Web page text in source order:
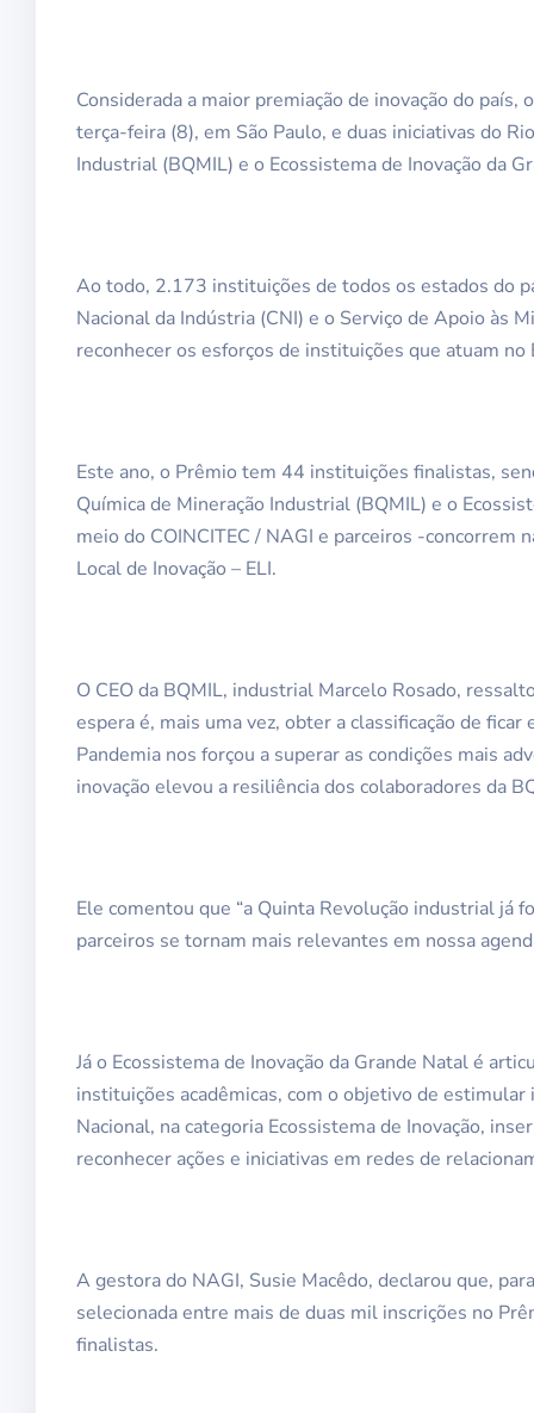
Considerada a maior premiação de inovação do
terça-feira (8), em São Paulo, e duas iniciativas do
Industrial (BQMIL) e o Ecossistema de Inovação da
Ao todo, 2.173 instituições de todos os estados do
Nacional da Indústria (CNI) e o Serviço de Apoio às
reconhecer os esforços de instituições que atuam no
Este ano, o Prêmio tem 44 instituições finalistas,
Química de Mineração Industrial (BQMIL) e o
meio do COINCITEC / NAGI e parceiros -concorrem
Local de Inovação – ELI.
O CEO da BQMIL, industrial Marcelo Rosado,
espera é, mais uma vez, obter a classificação de
Pandemia nos forçou a superar as condições mais
inovação elevou a resiliência dos colaboradores da
Ele comentou que “a Quinta Revolução industrial já
parceiros se tornam mais relevantes em nossa
Já o Ecossistema de Inovação da Grande Natal é
instituições acadêmicas, com o objetivo de
Nacional, na categoria Ecossistema de Inovação,
reconhecer ações e iniciativas em redes de
A gestora do NAGI, Susie Macêdo, declarou que,
selecionada entre mais de duas mil inscrições no
finalistas.